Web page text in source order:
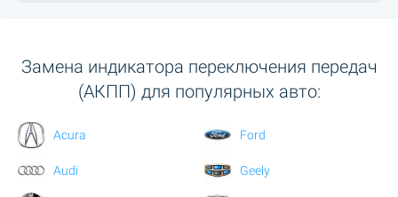
Замена индикатора переключения передач
(АКПП) для популярных авто:
Acura
Audi
Ford
Geely